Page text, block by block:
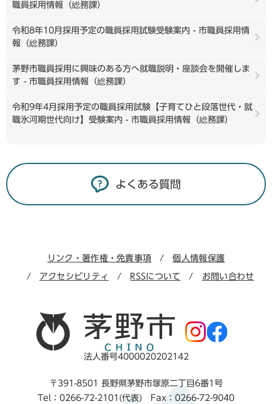
職員採用情報（総務課）
令和8年10月採用予定の職員採用試験受験案内 - 市職員採用情
報（総務課）
茅野市職員採用に興味のある方へ就職説明・座談会を開催しま
す - 市職員採用情報（総務課）
令和9年4月採用予定の職員採用試験【子育てひと段落世代・就
職氷河期世代向け】受験案内 - 市職員採用情報（総務課）
よくある質問
リンク・著作権・免責事項 個人情報保護
アクセシビリティ RSSについて お問い合わせ
法人番号4000020202142
〒391-8501 長野県茅野市塚原二丁目6番1号
Tel：0266-72-2101(代表) Fax：0266-72-9040